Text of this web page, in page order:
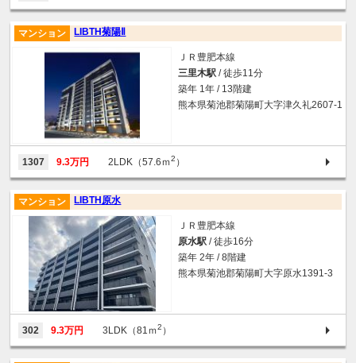
LIBTH菊陽Ⅱ
マンション
ＪＲ豊肥本線
三里木駅 / 徒歩11分
築年 1年 / 13階建
熊本県菊池郡菊陽町大字津久礼2607-1
1307 9.3万円 2LDK（57.6ｍ2 ）
LIBTH原水
マンション
ＪＲ豊肥本線
原水駅 / 徒歩16分
築年 2年 / 8階建
熊本県菊池郡菊陽町大字原水1391-3
302 9.3万円 3LDK（81ｍ2 ）